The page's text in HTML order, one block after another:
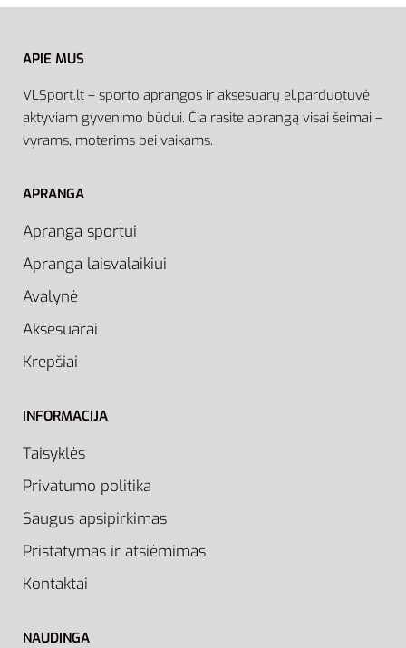
APIE MUS
VLSport.lt – sporto aprangos ir aksesuarų el.parduotuvė
aktyviam gyvenimo būdui. Čia rasite aprangą visai šeimai –
vyrams, moterims bei vaikams.
APRANGA
Apranga sportui
Apranga laisvalaikiui
Avalynė
Aksesuarai
Krepšiai
INFORMACIJA
Taisyklės
Privatumo politika
Saugus apsipirkimas
Pristatymas ir atsiėmimas
Kontaktai
NAUDINGA